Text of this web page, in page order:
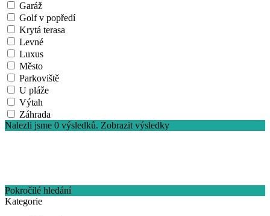
Garáž
Golf v popředí
Krytá terasa
Levné
Luxus
Město
Parkoviště
U pláže
Výtah
Záhrada
Nalezli jsme0 výsledků.Zobrazit výsledky
Pokročilé hledání
Kategorie